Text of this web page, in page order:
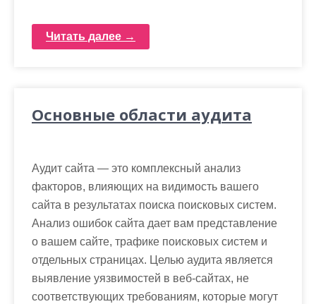
Читать далее →
Основные области аудита
Аудит сайта — это комплексный анализ
факторов, влияющих на видимость вашего
сайта в результатах поиска поисковых систем.
Анализ ошибок сайта дает вам представление
о вашем сайте, трафике поисковых систем и
отдельных страницах. Целью аудита является
выявление уязвимостей в веб-сайтах, не
соответствующих требованиям, которые могут